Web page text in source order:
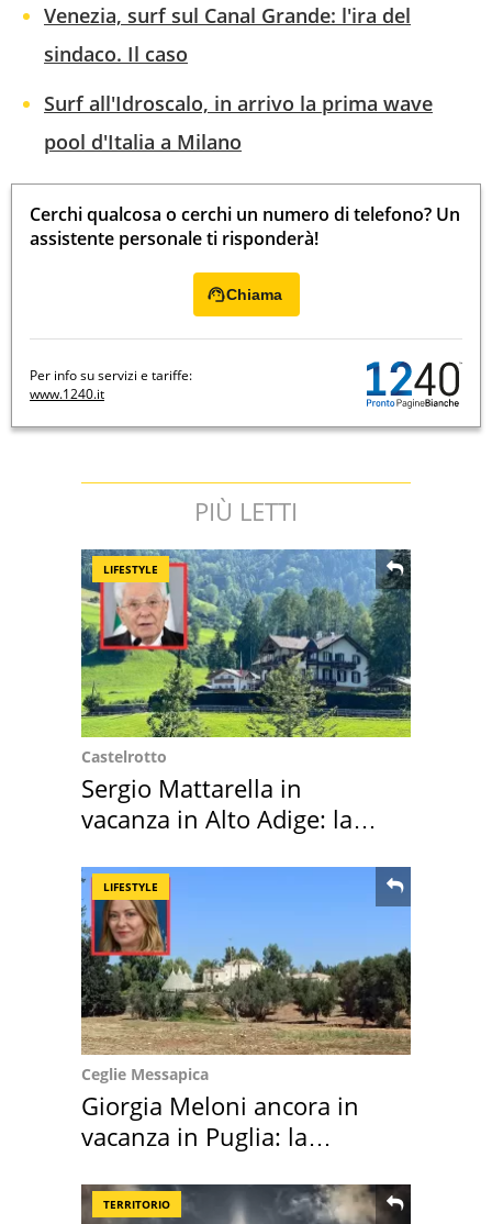
Venezia, surf sul Canal Grande: l'ira del
sindaco. Il caso
Surf all'Idroscalo, in arrivo la prima wave
pool d'Italia a Milano
Cerchi qualcosa o cerchi un numero di telefono? Un
assistente personale ti risponderà!
Chiama
Per info su servizi e tariffe:
www.1240.it
PIÙ LETTI
LIFESTYLE
Castelrotto
Sergio Mattarella in
vacanza in Alto Adige: la
LIFESTYLE
Ceglie Messapica
Giorgia Meloni ancora in
vacanza in Puglia: la
TERRITORIO